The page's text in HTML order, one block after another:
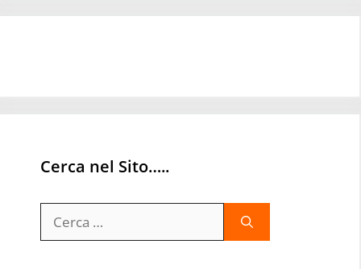
Cerca nel Sito…..
per: